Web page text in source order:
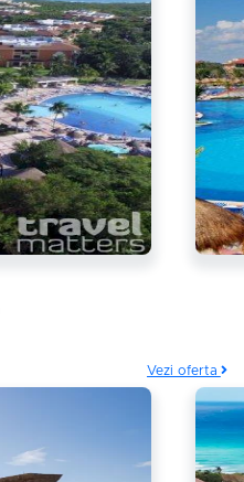
Vezi oferta